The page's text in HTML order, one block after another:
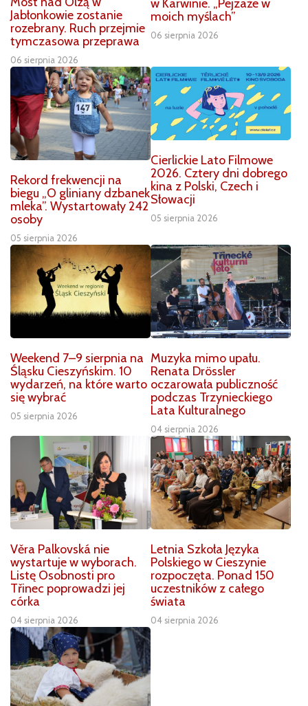
Jabłonkowie zostanie
rozebrany. Ruch przejmie
tymczasowa przeprawa
06 sierpnia 2026
w Karwinie. „Pejzaże w
moich myślach”
06 sierpnia 2026
Rekord frekwencji na
biegu „O gliniany dzbanek
mleka”. Wystartowały 242
osoby
05 sierpnia 2026
Cierlickie Lato Filmowe
2026. Cztery dni dobrego
kina z Polski, Czech i
Słowacji
05 sierpnia 2026
Weekend 7–9 sierpnia na
Śląsku Cieszyńskim. 10
wydarzeń, na które warto
się wybrać
05 sierpnia 2026
Muzyka mimo upału.
Renata Drössler
oczarowała publiczność
podczas Trzynieckiego
Lata Kulturalnego
04 sierpnia 2026
Věra Palkovská nie
wystartuje w wyborach.
Listę Osobnosti pro
Třinec poprowadzi jej
córka
04 sierpnia 2026
Letnia Szkoła Języka
Polskiego w Cieszynie
rozpoczęta. Ponad 150
uczestników z całego
świata
04 sierpnia 2026